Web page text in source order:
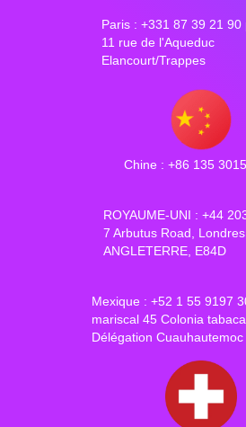
Paris : +331 87 39 21 90
11 rue de l'Aqueduc
Elancourt/Trappes
Chine : +86 135
ROYAUME-UNI : +44
7 Arbutus Road, Londres,
ANGLETERRE, E84D
Mexique : +52 1 55 9197
mariscal 45 Colonia
Délégation